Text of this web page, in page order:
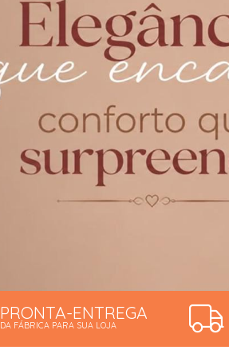
PRONTA-ENTREGA
DA FÁBRICA PARA SUA LOJA